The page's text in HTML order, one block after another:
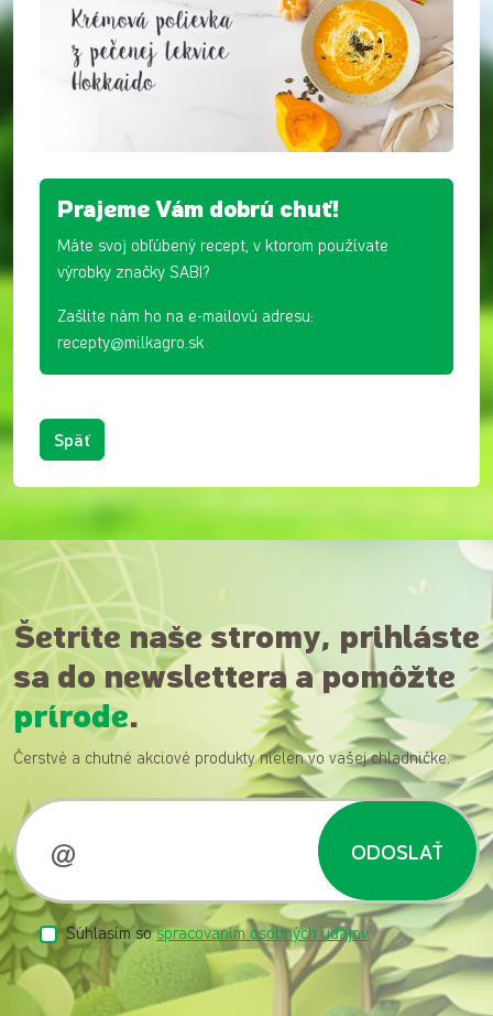
Prajeme Vám dobrú chuť!
Máte svoj obľúbený recept, v ktorom používate
výrobky značky SABI?
Zašlite nám ho na e-mailovú adresu:
recepty@milkagro.sk
Späť
Šetrite naše stromy, prihláste
sa do newslettera a pomôžte
prírode.
Čerstvé a chutné akciové produkty nielen vo vašej chladničke.
ODOSLAŤ
Súhlasím sospracovaním osobných údajov